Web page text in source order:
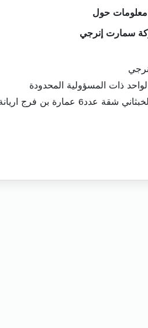
معلومات حول
سمارت إنرجي
ذات المسؤولية المحدودة